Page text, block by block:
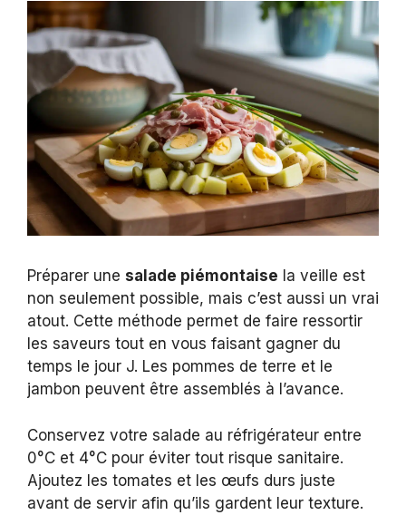
Préparer une salade piémontaise la veille est
non seulement possible, mais c’est aussi un vrai
atout. Cette méthode permet de faire ressortir
les saveurs tout en vous faisant gagner du
temps le jour J. Les pommes de terre et le
jambon peuvent être assemblés à l’avance.
Conservez votre salade au réfrigérateur entre
0°C et 4°C pour éviter tout risque sanitaire.
Ajoutez les tomates et les œufs durs juste
avant de servir afin qu’ils gardent leur texture.